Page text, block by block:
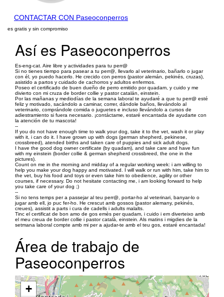
CONTACTAR CON Paseoconperros
es gratis y sin compromiso
Así es Paseoconperros
Es-eng-cat. Aire libre y actividades para tu perr@
Si no tienes tiempo para pasear a tu perr@, llevarlo al veterinario, bañarlo o jugar
con él, yo puedo hacerlo. He crecido con perros (pastor alemán, pekinés, cruzas),
asistido a partos y cuidado de cachorros y adultos enfermos.
Poseo el certificado de buen dueño de perro emitido por quadam, y cuido y me
divierto con mi cruza de border collie y pastor catalán, einstein.
Por las mañanas y mediodías de la semana laboral te ayudaré a que tu perr@ esté
feliz y motivado, sacándolo a caminar, correr, dándole baños, llevándolo al
veterinario, comprándole comida o juguetes e incluso llevándolo a cursos de
adiestramiento si fuera necesario. ¡contáctame, estaré encantada de ayudarte con
la atención de tu mascota!
--
If you do not have enough time to walk your dog, take it to the vet, wash it or play
with it, i can do it. I have grown up with dogs (german shepherd, pekinese,
crossbreed), atended births and taken care of puppies and sick adult dogs.
I have the good dog owner certificate (by quadam), and take care and have fun
with my einstein (border collie & german shepherd crossbreed, the one in the
pictures).
Count on me in the morning and midday of a regular working week: i am willing to
help you make your dog happy and motivated. I will walk or run with him, take him to
the vet, buy his food and toys or even take him to obedience, agility or other
courses, if necessary. Do not hesitate contacting me, i am looking forward to help
you take care of your dog ;)
--
Si no tens temps per a passejar al teu perr@, portar-ho al veterinari, banyar-lo o
jugar amb ell, jo puc fer-ho. He crescut amb gossos (pastor alemany, pekinés,
creues), assistit a parts i cura de cadells i adults malalts.
Tinc el certificat de bon amo de gos emès per quadam, i cuido i em diverteixo amb
el meu creua de border collie i pastor català, einstein. Als matins i migdies de la
setmana laboral compte amb mi per a ajudar-te amb el teu gos, estaré encantada!
Área de trabajo de
Paseoconperros
+